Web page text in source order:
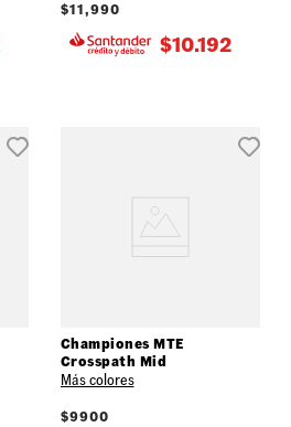
$11,990
$10.192
Championes MTE
Crosspath Mid
Más colores
$9900